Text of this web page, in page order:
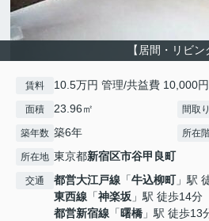
【居間・リビン
賃料 10.5万円 管理/共益費 10,000円
面積 23.96㎡ 間取り
築年数 築6年 所在
所在地 東京都新宿区市谷甲良町
交通 都営大江戸線 「牛込柳町」駅
東西線 「神楽坂 」駅 徒歩14分
都営新宿線 「曙橋 」駅 徒歩13